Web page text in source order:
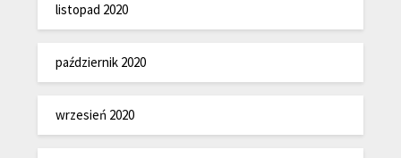
listopad 2020
październik 2020
wrzesień 2020